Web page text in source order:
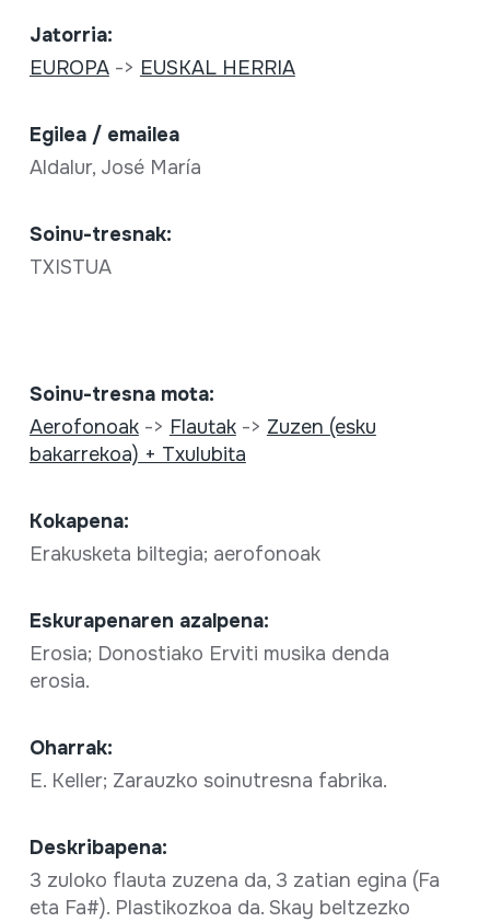
Jatorria:
EUROPA-> EUSKAL HERRIA
Egilea / emailea
Aldalur, José María
Soinu-tresnak:
TXISTUA
Soinu-tresna mota:
Aerofonoak-> Flautak-> Zuzen (esku
bakarrekoa) + Txulubita
Kokapena:
Erakusketa biltegia; aerofonoak
Eskurapenaren azalpena:
Erosia; Donostiako Erviti musika denda
erosia.
Oharrak:
E. Keller; Zarauzko soinutresna fabrika.
Deskribapena:
3 zuloko flauta zuzena da, 3 zatian egina (Fa
eta Fa#). Plastikozkoa da. Skay beltzezko